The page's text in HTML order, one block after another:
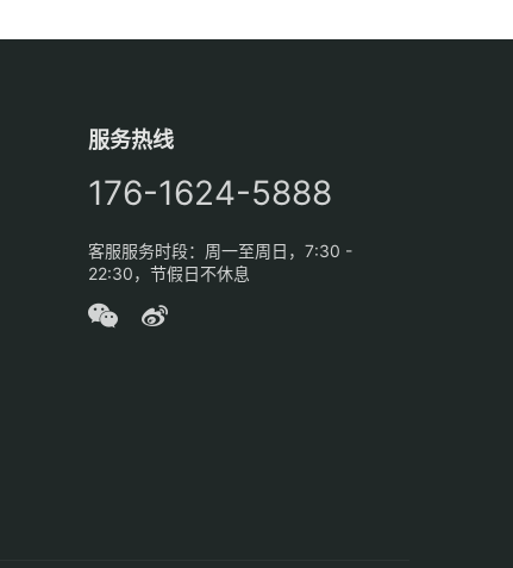
服务热线
176-1624-5888
客服服务时段：周一至周日，7:30 -
22:30，节假日不休息